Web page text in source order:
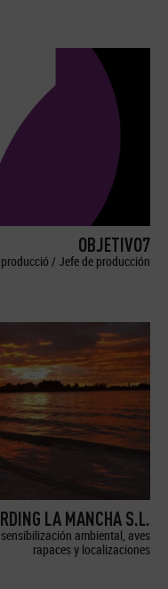
OBJETIVO7
/ Jefe de producción
LA MANCHA S.L.
ambiental, aves
rapaces y localizaciones